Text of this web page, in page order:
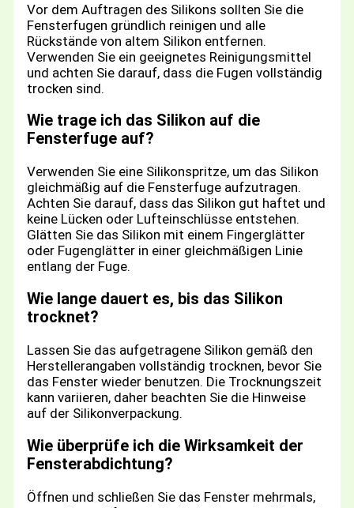
Vor dem Auftragen des Silikons sollten Sie die
Fensterfugen gründlich reinigen und alle
Rückstände von altem Silikon entfernen.
Verwenden Sie ein geeignetes Reinigungsmittel
und achten Sie darauf, dass die Fugen vollständig
trocken sind.
Wie trage ich das Silikon auf die
Fensterfuge auf?
Verwenden Sie eine Silikonspritze, um das Silikon
gleichmäßig auf die Fensterfuge aufzutragen.
Achten Sie darauf, dass das Silikon gut haftet und
keine Lücken oder Lufteinschlüsse entstehen.
Glätten Sie das Silikon mit einem Fingerglätter
oder Fugenglätter in einer gleichmäßigen Linie
entlang der Fuge.
Wie lange dauert es, bis das Silikon
trocknet?
Lassen Sie das aufgetragene Silikon gemäß den
Herstellerangaben vollständig trocknen, bevor Sie
das Fenster wieder benutzen. Die Trocknungszeit
kann variieren, daher beachten Sie die Hinweise
auf der Silikonverpackung.
Wie überprüfe ich die Wirksamkeit der
Fensterabdichtung?
Öffnen und schließen Sie das Fenster mehrmals,